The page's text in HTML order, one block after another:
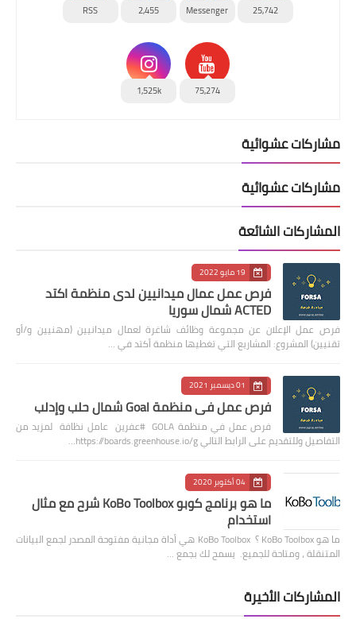
25,742
Messenger
2,455
RSS
75,274
1,525k
مشاركات عشوائية
مشاركات عشوائية
المشاركات الشائعة
19 مايو 2022
فرص عمل عمال ميدانيين لدى منظمة اكتد
ACTED شمال سوريا
فرص عمل الإعلان عن مجموعة وظائف شاغرة لعمال ميدانيين (مهنيين و/أو
تقنيين) المشروع: المشاريع التي تغطيها منظمة أكتد في …
01 ديسمبر 2021
فرص عمل في منظمة Goal شمال حلب وإدلب
فرص عمل في منظمة GOLA #عفرين عامل نظافة لمزيد من
التفاصيل وللتقديم على الرابط التالي https://boards.greenhouse.io/g…
04 أكتوبر 2020
ما هو برنامج كوبو KoBo Toolbox شرح مع مثال
استخدام
ما هو KoBo Toolbox ؟ KoBo Toolbox هي أداة مجانية مفتوحة المصدر لجمع البيانات
المتنقلة ، ومتاحة للجميع. يسمح لك بجمع …
المشاركات الأخيرة